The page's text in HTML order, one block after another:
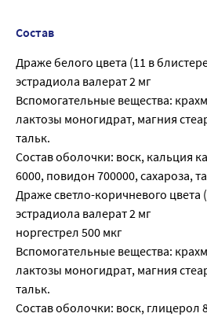
Состав
Драже белого цвета (11 в
эстрадиола валерат 2 мг
Вспомогательные вещества:
лактозы моногидрат, магния
тальк.
Состав оболочки: воск, кальция
6000, повидон 700000, сахароза,
Драже светло-коричневого цвета
эстрадиола валерат 2 мг
норгестрел 500 мкг
Вспомогательные вещества:
лактозы моногидрат, магния
тальк.
Состав оболочки: воск, глицерол